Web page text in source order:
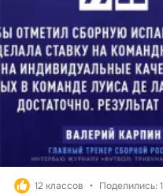
12 классов Поделились: 1